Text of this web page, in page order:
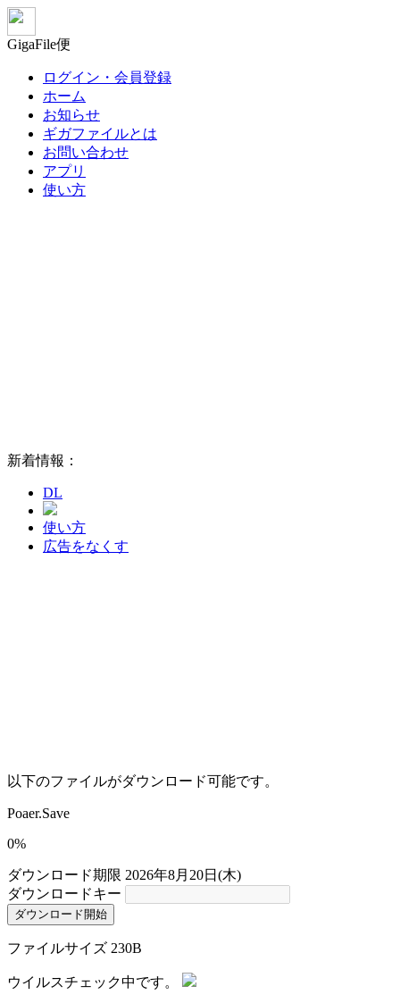
GigaFile便
ログイン・会員登録
ホーム
お知らせ
ギガファイルとは
お問い合わせ
アプリ
使い方
新着情報：
DL
使い方
広告をなくす
以下のファイルがダウンロード可能です。
Poaer.Save
0%
ダウンロード期限 2026年8月20日(木)
ダウンロードキー
ダウンロード開始
ファイルサイズ 230B
ウイルスチェック中です。